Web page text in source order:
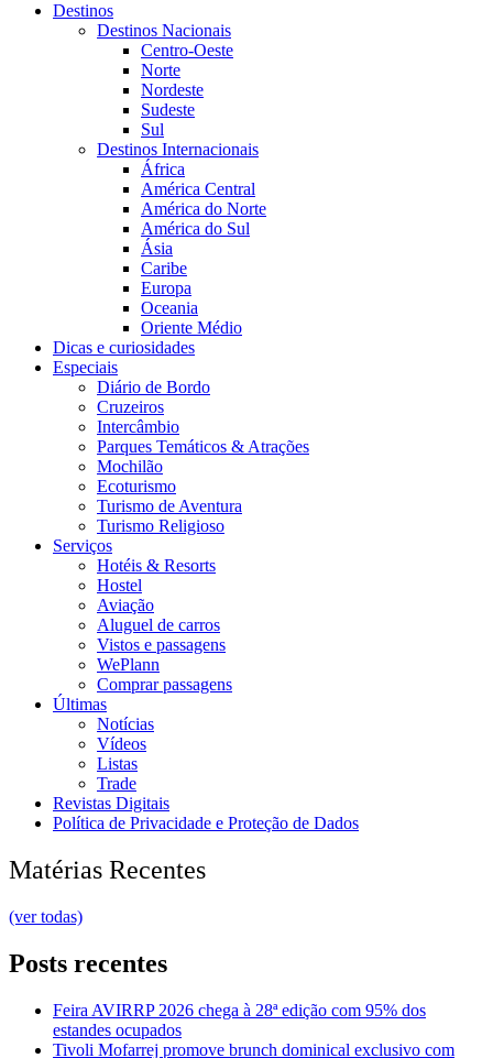
Destinos
Destinos Nacionais
Centro-Oeste
Norte
Nordeste
Sudeste
Sul
Destinos Internacionais
África
América Central
América do Norte
América do Sul
Ásia
Caribe
Europa
Oceania
Oriente Médio
Dicas e curiosidades
Especiais
Diário de Bordo
Cruzeiros
Intercâmbio
Parques Temáticos & Atrações
Mochilão
Ecoturismo
Turismo de Aventura
Turismo Religioso
Serviços
Hotéis & Resorts
Hostel
Aviação
Aluguel de carros
Vistos e passagens
WePlann
Comprar passagens
Últimas
Notícias
Vídeos
Listas
Trade
Revistas Digitais
Política de Privacidade e Proteção de Dados
Matérias Recentes
(ver todas)
Posts recentes
Feira AVIRRP 2026 chega à 28ª edição com 95% dos
estandes ocupados
Tivoli Mofarrej promove brunch dominical exclusivo com